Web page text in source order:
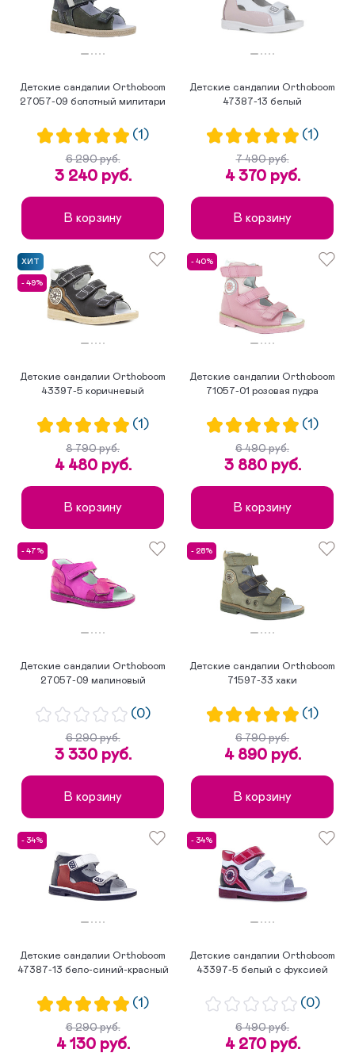
Детские сандалии Orthoboom
27057-09 болотный милитари
(1)
6 290 руб.
3 240 руб.
В корзину
Детские сандалии Orthoboom
47387-13 белый
(1)
7 490 руб.
4 370 руб.
В корзину
ХИТ
- 49%
Детские сандалии Orthoboom
43397-5 коричневый
(1)
8 790 руб.
4 480 руб.
В корзину
- 40%
Детские сандалии Orthoboom
71057-01 розовая пудра
(1)
6 490 руб.
3 880 руб.
В корзину
- 47%
Детские сандалии Orthoboom
27057-09 малиновый
(0)
6 290 руб.
3 330 руб.
В корзину
- 28%
Детские сандалии Orthoboom
71597-33 хаки
(1)
6 790 руб.
4 890 руб.
В корзину
- 34%
Детские сандалии Orthoboom
47387-13 бело-синий-красный
(1)
6 290 руб.
4 130 руб.
- 34%
Детские сандалии Orthoboom
43397-5 белый с фуксией
(0)
6 490 руб.
4 270 руб.